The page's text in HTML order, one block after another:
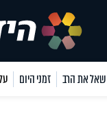
שאל את הרב זמני היום